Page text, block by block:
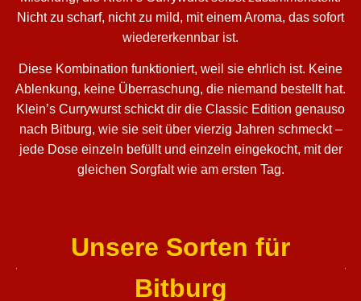
Nicht zu scharf, nicht zu mild, mit einem Aroma, das sofort
wiedererkennbar ist.
Diese Kombination funktioniert, weil sie ehrlich ist. Keine
Ablenkung, keine Überraschung, die niemand bestellt hat.
Klein’s Currywurst schickt dir die Classic Edition genauso
nach Bitburg, wie sie seit über vierzig Jahren schmeckt –
jede Dose einzeln befüllt und einzeln eingekocht, mit der
gleichen Sorgfalt wie am ersten Tag.
Unsere Sorten für
Bitburg